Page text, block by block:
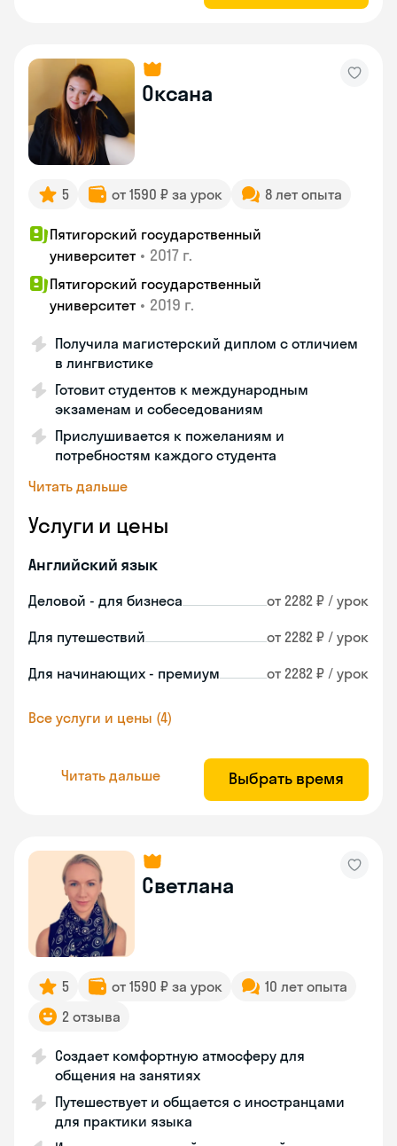
Оксана
5 от 1590 ₽ за урок 8 лет опыта
Пятигорский государственный
университет • 2017 г.
Пятигорский государственный
университет • 2019 г.
Получила магистерский диплом с отличием
в лингвистике
Готовит студентов к международным
экзаменам и собеседованиям
Прислушивается к пожеланиям и
потребностям каждого студента
Читать дальше
Услуги и цены
Английский язык
Деловой - для бизнеса от 2282 ₽ / урок
Для путешествий от 2282 ₽ / урок
Для начинающих - премиум от 2282 ₽ / урок
Все услуги и цены (4)
Читать дальше Выбрать время
Светлана
5 от 1590 ₽ за урок
10 лет опыта
2 отзыва
Создает комфортную атмосферу для
общения на занятиях
Путешествует и общается с иностранцами
для практики языка